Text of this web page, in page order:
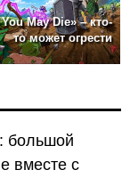
May Die» – кто-
то может огрести
большой
вместе с